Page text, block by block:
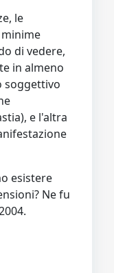
le
di vedere,
in almeno
soggettivo
e l'altra
esistere
Ne fu